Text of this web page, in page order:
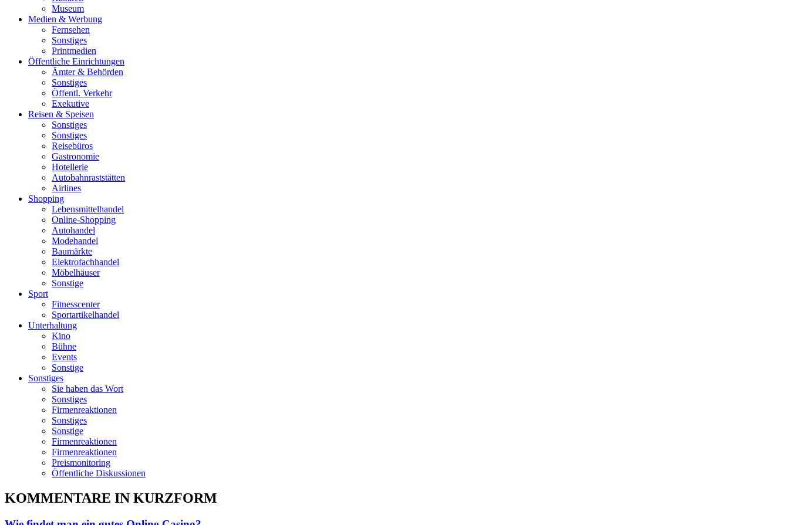
Museum
Medien & Werbung
Fernsehen
Sonstiges
Printmedien
Öffentliche Einrichtungen
Ämter & Behörden
Sonstiges
Öffentl. Verkehr
Exekutive
Reisen & Speisen
Sonstiges
Sonstiges
Reisebüros
Gastronomie
Hotellerie
Autobahnraststätten
Airlines
Shopping
Lebensmittelhandel
Online-Shopping
Autohandel
Modehandel
Baumärkte
Elektrofachhandel
Möbelhäuser
Sonstige
Sport
Fitnesscenter
Sportartikelhandel
Unterhaltung
Kino
Bühne
Events
Sonstige
Sonstiges
Sie haben das Wort
Sonstiges
Firmenreaktionen
Sonstiges
Sonstige
Firmenreaktionen
Firmenreaktionen
Preismonitoring
Öffentliche Diskussionen
KOMMENTARE IN KURZFORM